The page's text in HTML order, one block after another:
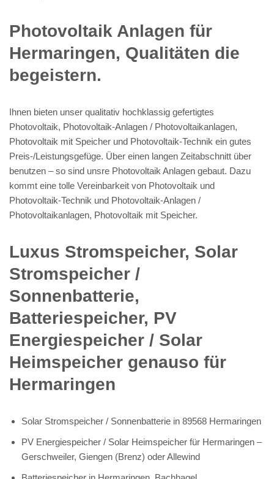
Photovoltaik Anlagen für
Hermaringen, Qualitäten die
begeistern.
Ihnen bieten unser qualitativ hochklassig gefertigtes
Photovoltaik, Photovoltaik-Anlagen / Photovoltaikanlagen,
Photovoltaik mit Speicher und Photovoltaik-Technik ein gutes
Preis-/Leistungsgefüge. Über einen langen Zeitabschnitt über
benutzen – so sind unsre Photovoltaik Anlagen gebaut. Dazu
kommt eine tolle Vereinbarkeit von Photovoltaik und
Photovoltaik-Technik und Photovoltaik-Anlagen /
Photovoltaikanlagen, Photovoltaik mit Speicher.
Luxus Stromspeicher, Solar
Stromspeicher /
Sonnenbatterie,
Batteriespeicher, PV
Energiespeicher / Solar
Heimspeicher genauso für
Hermaringen
Solar Stromspeicher / Sonnenbatterie in 89568 Hermaringen
PV Energiespeicher / Solar Heimspeicher für Hermaringen –
Gerschweiler, Giengen (Brenz) oder Allewind